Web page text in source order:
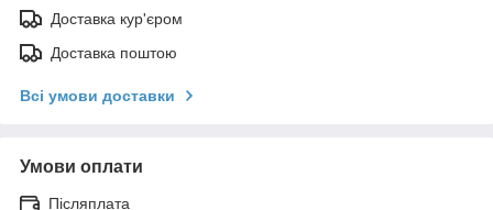
Доставка кур'єром
Доставка поштою
Всі умови доставки
Умови оплати
Післяплата